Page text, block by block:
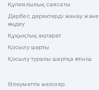
Құпиялылық саясаты
Дербес деректерді жинау және
өңдеу
Құқықтық ақпарат
Қосылу шарты
Қосылу туралы шартқа өтініш
Әлеуметтік желілер